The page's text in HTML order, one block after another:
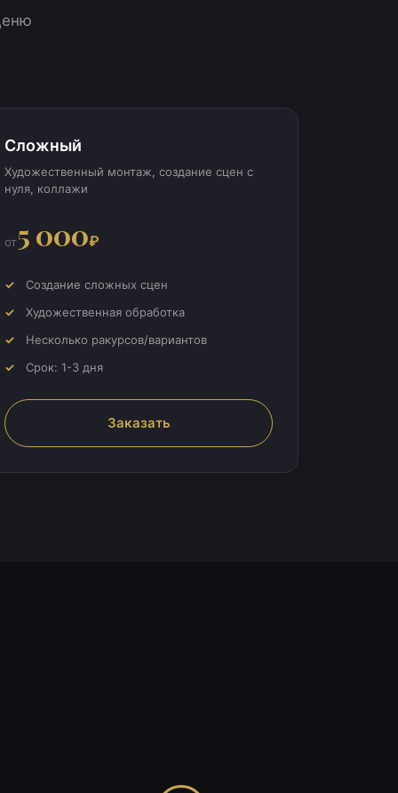
Сложный
Художественный монтаж, создание сцен с
нуля, коллажи
от5 000₽
Создание сложных сцен
Художественная обработка
Несколько ракурсов/вариантов
Срок: 1-3 дня
Заказать